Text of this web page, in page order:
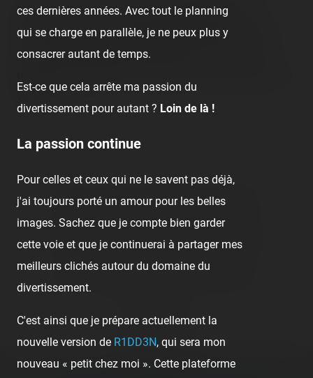
Nous revenons de cinq jours de pure dinguerie à
Londres, cette city à la taille démesurée où le coup de
coeur se fait toujours présent grâce à son charme
veLondon
👍 Like 😍 Love 😆 Haha 👏
🥳 Fiesta Wow 😢 Sad
Comment
Previous post:
ces dernières années. Avec tout le planning
qui se charge en parallèle, je ne peux plus y
consacrer autant de temps.
Est-ce que cela arrête ma passion du
divertissement pour autant ? Loin de là !
La passion continue
Pour celles et ceux qui ne le savent pas déjà,
j'ai toujours porté un amour pour les belles
images. Sachez que je compte bien garder
cette voie et que je continuerai à partager mes
meilleurs clichés autour du domaine du
divertissement.
C'est ainsi que je prépare actuellement la
nouvelle version de R1DD3N, qui sera mon
nouveau « petit chez moi ». Cette plateforme